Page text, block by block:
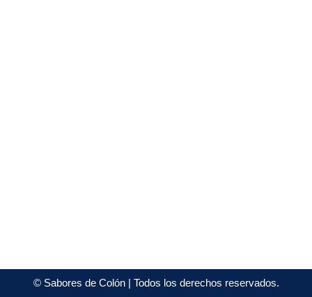
©Sabores de Colón| Todos los derechos reservados.